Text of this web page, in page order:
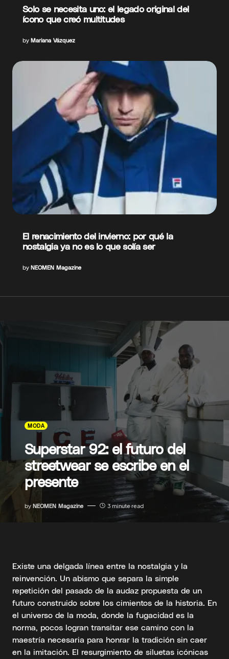
Solo se necesita uno: el legado original del
ícono que creó multitudes
by Mariana Vázquez
El renacimiento del invierno: por qué la
nostalgia ya no es lo que solía ser
by NEOMEN Magazine
MODA
Superstar 92: el futuro del
streetwear se escribe en el
presente
by NEOMEN Magazine 3 minute read
Existe una delgada línea entre la nostalgia y la
reinvención. Un abismo que separa la simple
repetición del pasado de la audaz propuesta de un
futuro construido sobre los cimientos de la historia. En
el universo de la moda, donde la fugacidad es la
norma, pocos logran transitar ese camino con la
maestría necesaria para honrar la tradición sin caer
en la imitación. El resurgimiento de siluetas icónicas